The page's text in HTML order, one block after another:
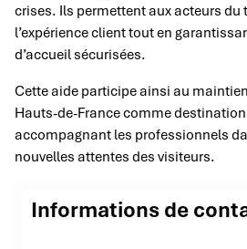
crises. Ils permettent aux acteurs du
l’expérience client tout en
d’accueil sécurisées.
Cette aide participe ainsi au
Hauts-de-France comme
accompagnant les professionnels
nouvelles attentes des visiteurs.
Informations de